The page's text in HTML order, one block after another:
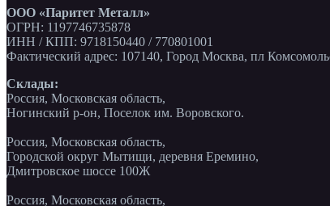
ООО «Паритет Металл»
ОГРН: 1197746735878
ИНН / КПП: 9718150440 / 770801001
Фактический адрес: 107140, Город Москва, пл
Склады:
Россия, Московская область,
Ногинский р-он, Поселок им. Воровского.
Россия, Московская область,
Городской округ Мытищи, деревня Еремино,
Дмитровское шоссе 100Ж
Россия, Московская область,